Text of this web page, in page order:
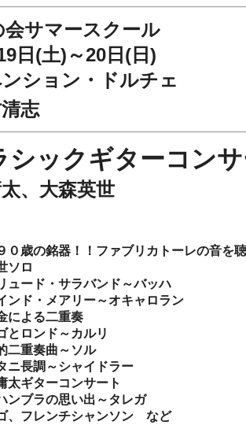
サマースクール
日(土)～20日(日)
ション・ドルチェ
志
シックギターコン
、大森英世
の銘器！！ファブリカトーレの音を
ロ
・サラバンド～バッハ
メアリー～オキャロラン
る二重奏
ド～カルリ
奏曲～ソル
～シャイドラー
ターコンサート
の思い出～タレガ
ンチシャンソン など